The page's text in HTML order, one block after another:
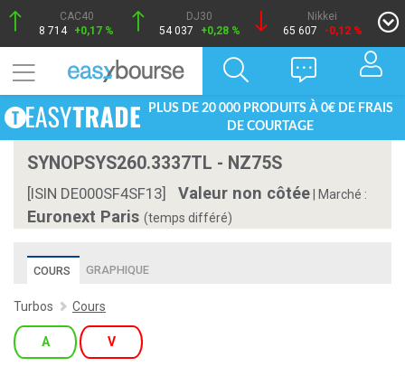
CAC40
8 714 +0,17 %
DJ30
54 037
+0,28 %
Nikkei
65 607
-0,12 %
PLUS DE 20 000 PRODUITS À 0€ DE FRAIS
DE COURTAGE
SYNOPSYS260.3337TL - NZ75S
[ISIN DE000SF4SF13] Valeur non côtée Marché :
Euronext Paris (temps différé)
COURS GRAPHIQUE
Turbos Cours
A V